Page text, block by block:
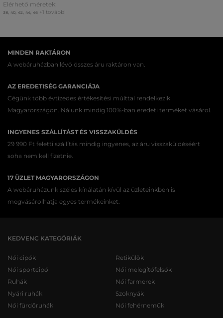
Elérhető méretek:
38, 40, 42 44, 46 +1 további
MINDEN RAKTÁRON
A webáruházban lévő összes áru raktáron van.
AZ EREDETISÉG GARANCIÁJA
Cégünk több évtizedes értékesítési múlttal rendelkezik
Magyarországon. Nálunk mindig 100%-ban eredeti terméket vásárol.
INGYENES SZÁLLÍTÁST ÉS VISSZAKÜLDÉS
29 990 Ft feletti szállítás mindig ingyenes, az áru visszaküldéséért
soha nem kell fizetnie.
17 ÜZLET MAGYARORSZÁGON
A webáruházunk széles kínálatán kívül az üzleteinkben is
megvásárolhatja egyes termékeinket.
KEDVENC KATEGÓRIÁK
Női cipők
Női sportcipő
Ruhák
Nyári ruhák
Női fürdőruhák
Retikülök
Női melegítőfelsők
Női farmerek
Szoknyák
Női fehérneműk